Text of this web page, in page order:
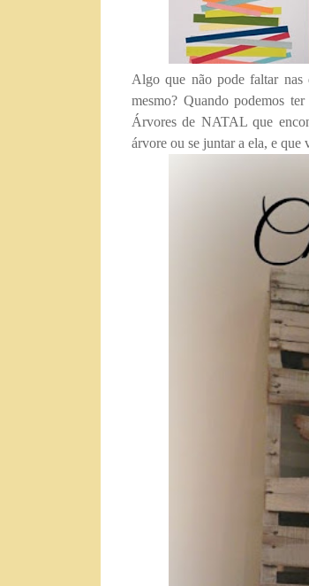
Algo que não pode faltar nas
mesmo? Quando podemos
Árvores de NATAL que
árvore ou se juntar a ela, e